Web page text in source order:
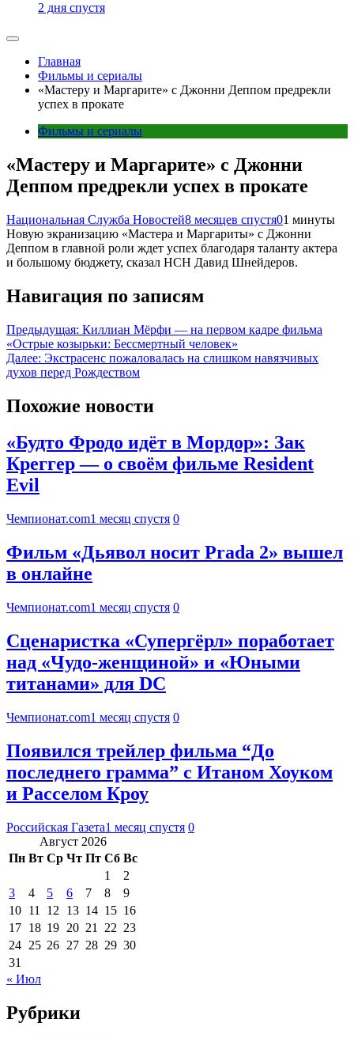
2 дня спустя
Главная
Фильмы и сериалы
«Мастеру и Маргарите» с Джонни Деппом предрекли
успех в прокате
Фильмы и сериалы
«Мастеру и Маргарите» с Джонни
Деппом предрекли успех в прокате
Национальная Служба Новостей8 месяцев спустя01 минуты
Новую экранизацию «Мастера и Маргариты» с Джонни
Деппом в главной роли ждет успех благодаря таланту актера
и большому бюджету, сказал НСН Давид Шнейдеров.
Навигация по записям
Предыдущая: Киллиан Мёрфи — на первом кадре фильма
«Острые козырьки: Бессмертный человек»
Далее: Экстрасенс пожаловалась на слишком навязчивых
духов перед Рождеством
Похожие новости
«Будто Фродо идёт в Мордор»: Зак
Креггер — о своём фильме Resident
Evil
Чемпионат.com1 месяц спустя 0
Фильм «Дьявол носит Prada 2» вышел
в онлайне
Чемпионат.com1 месяц спустя 0
Сценаристка «Супергёрл» поработает
над «Чудо-женщиной» и «Юными
титанами» для DC
Чемпионат.com1 месяц спустя 0
Появился трейлер фильма “До
последнего грамма” с Итаном Хоуком
и Расселом Кроу
Российская Газета1 месяц спустя 0
Август 2026
Пн Вт Ср Чт Пт Сб Вс
1
2
3
4 5 6 7 8
9
10 11 12 13 14 15 16
17 18 19 20 21 22 23
24 25 26 27 28 29 30
31
« Июл
Рубрики